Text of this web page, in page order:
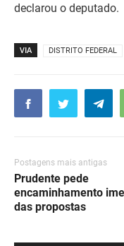
declarou o deputado.
VIA DISTRITO FEDERAL
Postagens mais antigas
Prudente pede
encaminhamento
das propostas